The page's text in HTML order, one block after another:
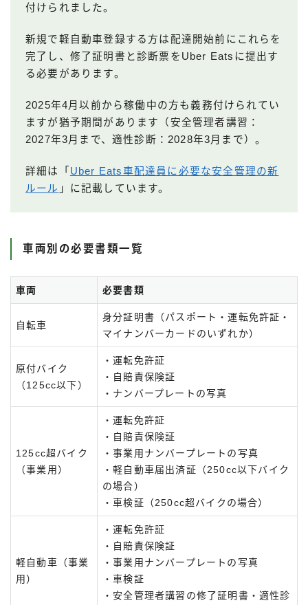
付けられました。
新規で軽自動車登録する方は配達開始前にこれらを
完了し、修了証明書と診断票をUber Eatsに提出す
る必要があります。
2025年4月以前から稼働中の方も義務付けられてい
ますが猶予期間があります（安全管理者講習：
2027年3月まで、適性診断：2028年3月まで）。
詳細は「 Uber Eats車配達員に必要な安全管理の新
ルール 」に記載しています。
車両別の必要書類一覧
車両 必要書類
自転車
身分証明書（パスポート・運転免許証・
マイナンバーカードのいずれか）
原付バイク
（125cc以下）
・運転免許証
・自賠責保険証
・ナンバープレートの写真
125cc超バイク
（事業用）
・運転免許証
・自賠責保険証
・事業用ナンバープレートの写真
・軽自動車届出済証（250cc以下バイク
の場合）
・車検証（250cc超バイクの場合）
軽自動車（事業
用）
・運転免許証
・自賠責保険証
・事業用ナンバープレートの写真
・車検証
・安全管理者講習の修了証明書・適性診